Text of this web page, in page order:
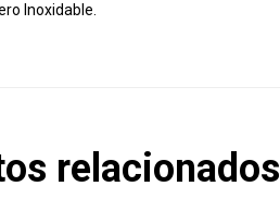
Inoxidable.
relacionados